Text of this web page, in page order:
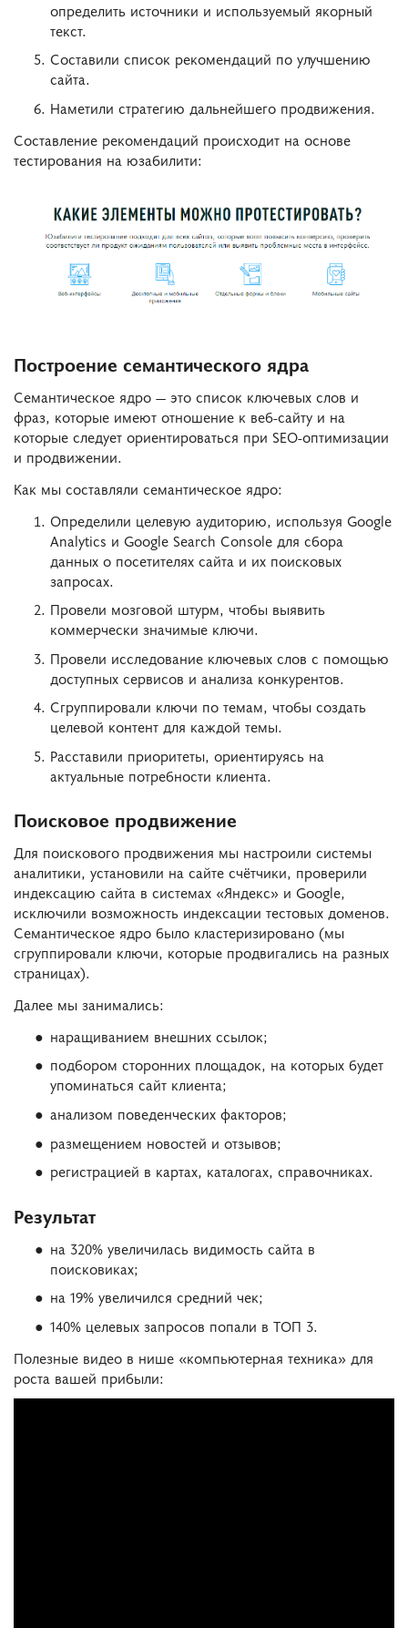
определить источники и используемый якорный
текст.
Составили список рекомендаций по улучшению
сайта.
Наметили стратегию дальнейшего продвижения.
Составление рекомендаций происходит на основе
тестирования на юзабилити:
Построение семантического ядра
Семантическое ядро — это список ключевых слов и
фраз, которые имеют отношение к веб-сайту и на
которые следует ориентироваться при SEO-оптимизации
и продвижении.
Как мы составляли семантическое ядро:
Определили целевую аудиторию, используя Google
Analytics и Google Search Console для сбора
данных о посетителях сайта и их поисковых
запросах.
Провели мозговой штурм, чтобы выявить
коммерчески значимые ключи.
Провели исследование ключевых слов с помощью
доступных сервисов и анализа конкурентов.
Сгруппировали ключи по темам, чтобы создать
целевой контент для каждой темы.
Расставили приоритеты, ориентируясь на
актуальные потребности клиента.
Поисковое продвижение
Для поискового продвижения мы настроили системы
аналитики, установили на сайте счётчики, проверили
индексацию сайта в системах «Яндекс» и Google,
исключили возможность индексации тестовых доменов.
Семантическое ядро было кластеризировано (мы
сгруппировали ключи, которые продвигались на разных
страницах).
Далее мы занимались:
наращиванием внешних ссылок;
подбором сторонних площадок, на которых будет
упоминаться сайт клиента;
анализом поведенческих факторов;
размещением новостей и отзывов;
регистрацией в картах, каталогах, справочниках.
Результат
на 320% увеличилась видимость сайта в
поисковиках;
на 19% увеличился средний чек;
140% целевых запросов попали в ТОП 3.
Полезные видео в нише «компьютерная техника» для
роста вашей прибыли: